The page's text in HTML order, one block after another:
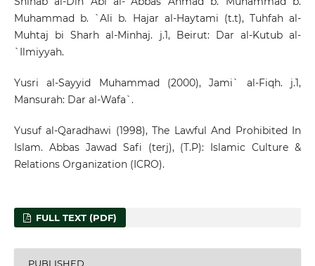
Muhammad b. `Ali b. Hajar al-Haytami (t.t), Tuhfah al-
Muhtaj bi Sharh al-Minhaj. j.1, Beirut: Dar al-Kutub al-
`Ilmiyyah.
Yusri al-Sayyid Muhammad (2000), Jami` al-Fiqh. j.1,
Mansurah: Dar al-Wafa`.
Yusuf al-Qaradhawi (1998), The Lawful And Prohibited In
Islam. Abbas Jawad Safi (terj), (T.P): Islamic Culture &
Relations Organization (ICRO).
FULL TEXT (PDF)
PUBLISHED